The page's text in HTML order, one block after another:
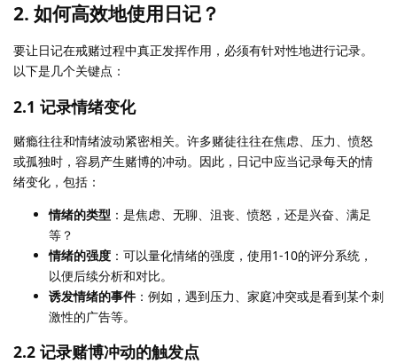
2. 如何高效地使用日记？
要让日记在戒赌过程中真正发挥作用，必须有针对性地进行记录。
以下是几个关键点：
2.1 记录情绪变化
赌瘾往往和情绪波动紧密相关。许多赌徒往往在焦虑、压力、愤怒
或孤独时，容易产生赌博的冲动。因此，日记中应当记录每天的情
绪变化，包括：
情绪的类型 ：是焦虑、无聊、沮丧、愤怒，还是兴奋、满足
等？
情绪的强度 ：可以量化情绪的强度，使用1-10的评分系统，
以便后续分析和对比。
诱发情绪的事件 ：例如，遇到压力、家庭冲突或是看到某个刺
激性的广告等。
2.2 记录赌博冲动的触发点